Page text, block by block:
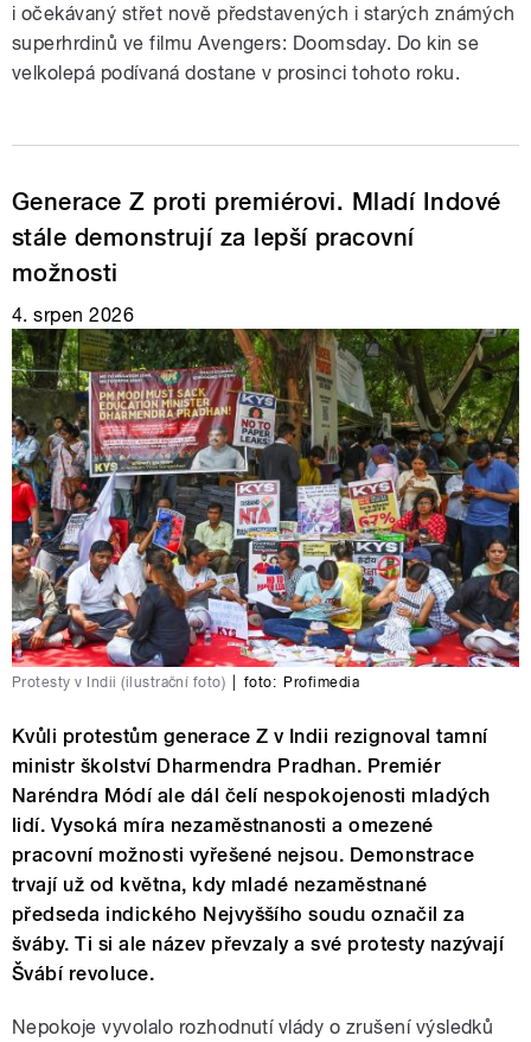
i očekávaný střet nově představených i starých známých
superhrdinů ve filmu Avengers: Doomsday. Do kin se
velkolepá podívaná dostane v prosinci tohoto roku.
Generace Z proti premiérovi. Mladí Indové
stále demonstrují za lepší pracovní
možnosti
4. srpen 2026
Protesty v Indii (ilustrační foto) foto: Profimedia
Kvůli protestům generace Z v Indii rezignoval tamní
ministr školství Dharmendra Pradhan. Premiér
Naréndra Módí ale dál čelí nespokojenosti mladých
lidí. Vysoká míra nezaměstnanosti a omezené
pracovní možnosti vyřešené nejsou. Demonstrace
trvají už od května, kdy mladé nezaměstnané
předseda indického Nejvyššího soudu označil za
šváby. Ti si ale název převzaly a své protesty nazývají
Švábí revoluce.
Nepokoje vyvolalo rozhodnutí vlády o zrušení výsledků